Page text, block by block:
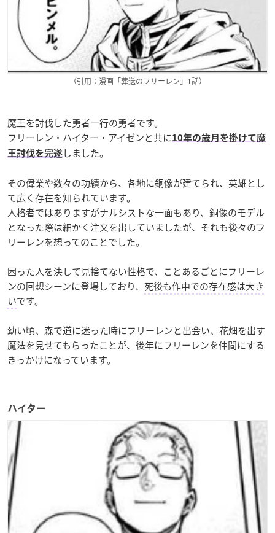
（引用：漫画「葬送のフリーレン」1話）
魔王を討伐した勇者一行の勇者です。
フリーレン・ハイター・アイゼンと共に10年の歳月を掛けて魔
王討伐を完遂 しました。
その偉業や数々の功績から、各地に銅像が建てられ、英雄とし
て広く存在を知られています。
人格者ではありますがナルシストな一面もあり、銅像のモデル
となった際は細かく注文を出していましたが、それも後々のフ
リーレンを想ってのことでした。
困った人を決して見捨てない性格で、ことあるごとにフリーレ
ンの回想シーンに登場しており、 死後も作中での存在感は大き
いです。
幼い頃、森で道に迷った時にフリーレンと出会い、花畑を出す
魔法を見せてもらったことが、後年にフリーレンを仲間にする
きっかけになっています。
ハイター